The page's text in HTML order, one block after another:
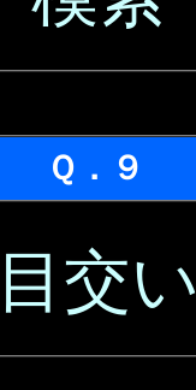
Ｑ．９
目交い